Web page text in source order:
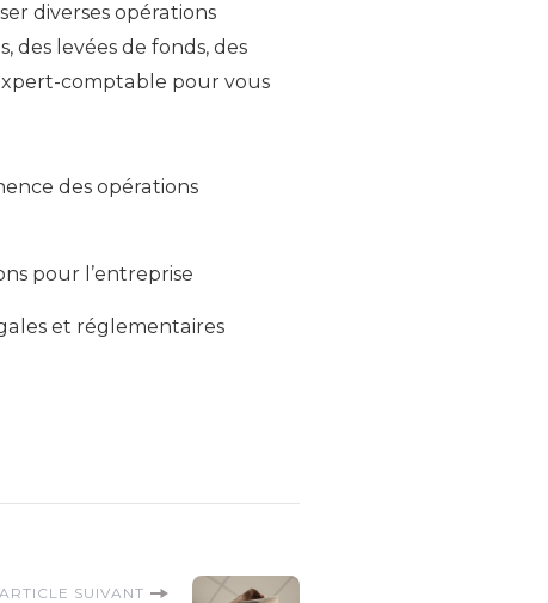
diverses opérations
des levées de fonds, des
comptable pour vous
des opérations
pour l’entreprise
et réglementaires
ARTICLE SUIVANT